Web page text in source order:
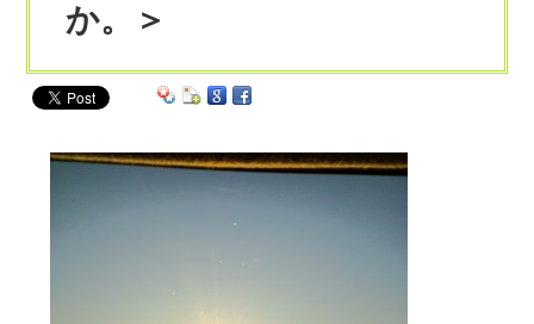
か。＞